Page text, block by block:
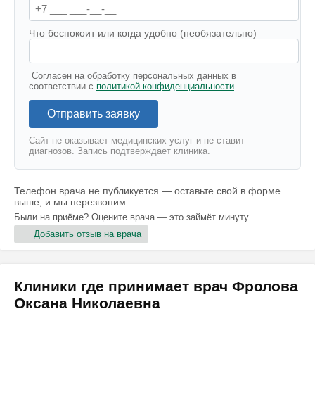
Что беспокоит или когда удобно (необязательно)
Согласен на обработку персональных данных в
соответствии с политикой конфиденциальности
Отправить заявку
Сайт не оказывает медицинских услуг и не ставит
диагнозов. Запись подтверждает клиника.
Телефон врача не публикуется — оставьте свой в форме
выше, и мы перезвоним.
Были на приёме? Оцените врача — это займёт минуту.
Добавить отзыв на врача
Клиники где принимает врач Фролова
Оксана Николаевна